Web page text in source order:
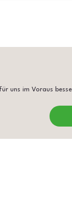
uns im Voraus